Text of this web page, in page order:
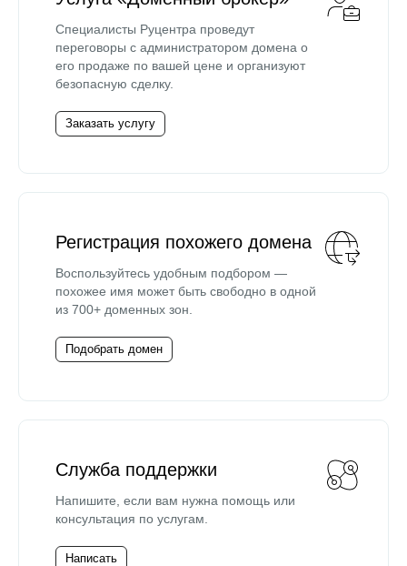
Специалисты Руцентра проведут
переговоры с администратором домена о
его продаже по вашей цене и организуют
безопасную сделку.
Заказать услугу
Регистрация похожего домена
Воспользуйтесь удобным подбором —
похожее имя может быть свободно в одной
из 700+ доменных зон.
Подобрать домен
Служба поддержки
Напишите, если вам нужна помощь или
консультация по услугам.
Написать